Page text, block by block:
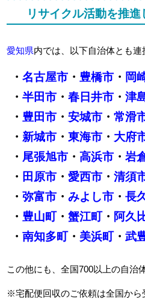
リサイクル活動を推
愛知県内では、以下自治体とも連
・ 名古屋市・ 豊橋市・ 岡
・ 半田市・ 春日井市・ 津
・ 豊田市・ 安城市・ 常滑
・ 新城市・ 東海市・ 大府
・ 尾張旭市・ 高浜市・ 岩
・ 田原市・ 愛西市・ 清須
・ 弥富市・ みよし市・ 長
・ 豊山町・ 蟹江町・ 阿久
・ 南知多町・ 美浜町・ 武
この他にも、全国700以上の自治
※宅配便回収のご依頼は全国から